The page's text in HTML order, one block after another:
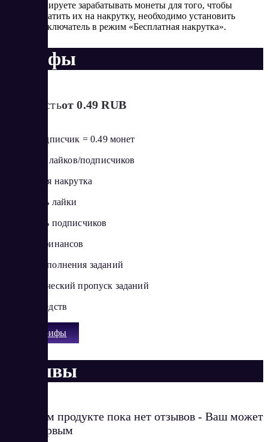
планируете зарабатывать монеты для того, чтобы
потратить их на накрутку, необходимо установить
переключатель в режим «Бесплатная накрутка».
Тарифы
Стоимостьот 0.49 RUB
1 лайк/подписчик = 0.49 монет
Заказ – 15 лайков/подписчиков
Бесплатная накрутка
Накрутить лайки
Накрутить подписчиков
История финансов
Режим выполнения заданий
Автоматический пропуск заданий
Вывод средств
Все тарифы
Отзывы
О данном продукте пока нет отзывов - Ваш может
стать первым